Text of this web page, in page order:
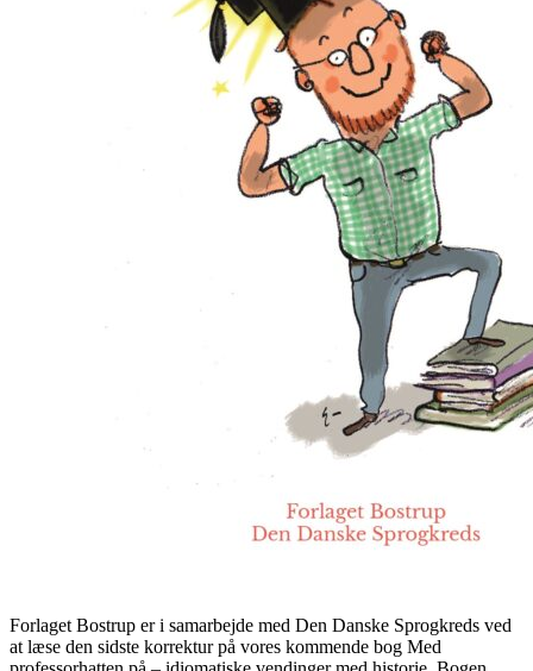
Forlaget Bostrup er i samarbejde med Den Danske Sprogkreds ved
at læse den sidste korrektur på vores kommende bog Med